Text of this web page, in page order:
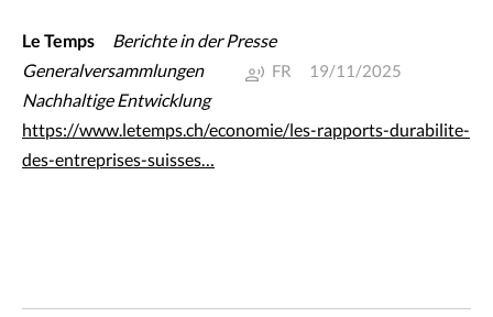
Le Temps
Berichte in der Presse
Generalversammlungen
Nachhaltige Entwicklung
FR 19/11/2025
https://www.letemps.ch/economie/les-rapports-durabilite-
des-entreprises-suisses…